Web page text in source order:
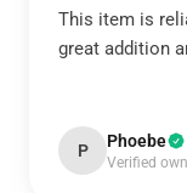
This item is
great addition
P Phoebe
Verified